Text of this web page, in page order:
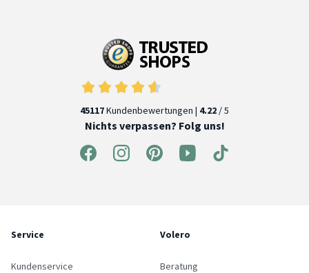
45117Kundenbewertungen | 4.22 / 5
Nichts verpassen? Folg uns!
Service
Kundenservice
Volero
Beratung